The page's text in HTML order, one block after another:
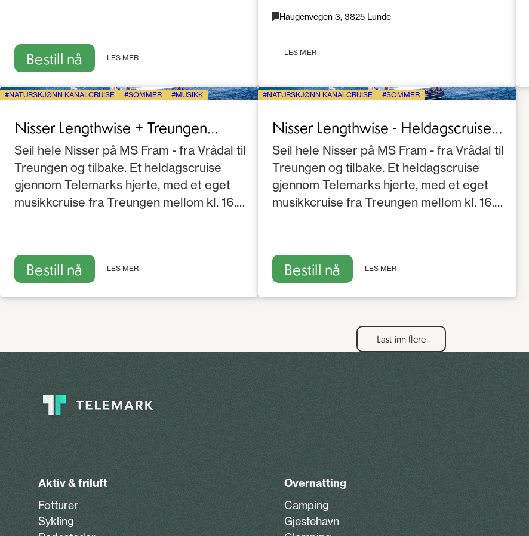
Bestill nå LES MER
Haugenvegen 3, 3825 Lunde
LES MER
NATURSKJØNN KANALCRUISE SOMMER MUSIKK
Nisser Lengthwise + Treungen
Festival Cruise
Seil hele Nisser på MS Fram - fra Vrådal til
Treungen og tilbake. Et heldagscruise
gjennom Telemarks hjerte, med et eget
musikkcruise fra Treungen mellom kl. 16.00
Bestill nå LES MER
NATURSKJØNN KANALCRUISE SOMMER
Nisser Lengthwise - Heldagscruise
fra Vrådal til Treungen
Seil hele Nisser på MS Fram - fra Vrådal til
Treungen og tilbake. Et heldagscruise
gjennom Telemarks hjerte, med et eget
musikkcruise fra Treungen mellom kl. 16.00
Bestill nå LES MER
Last inn flere
Aktiv & friluft
Fotturer
Sykling
Overnatting
Camping
Gjestehavn